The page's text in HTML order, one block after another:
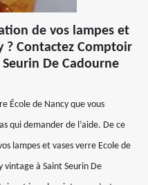
de vos lampes et
? Contactez Comptoir
De Cadourne
École de Nancy que vous
qui demander de l’aide. De ce
lampes et vases verre Ecole de
à Saint Seurin De